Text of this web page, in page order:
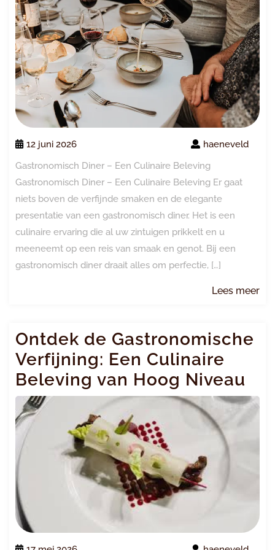
12 juni 2026
haeneveld
Gastronomisch Diner – Een Culinaire Beleving
Gastronomisch Diner – Een Culinaire Beleving Er gaat
niets boven de verfijnde smaken en de elegante
presentatie van een gastronomisch diner. Het is een
culinaire ervaring die al uw zintuigen prikkelt en u
meeneemt op een reis van smaak en genot. Bij een
gastronomisch diner draait alles om perfectie, […]
Lees meer
Ontdek de Gastronomische
Verfijning: Een Culinaire
Beleving van Hoog Niveau